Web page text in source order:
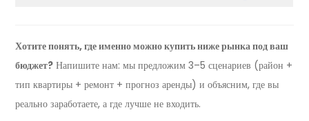
Хотите понять, где именно можно купить ниже рынка под ваш
бюджет? Напишите нам: мы предложим 3–5 сценариев (район +
тип квартиры + ремонт + прогноз аренды) и объясним, где вы
реально заработаете, а где лучше не входить.